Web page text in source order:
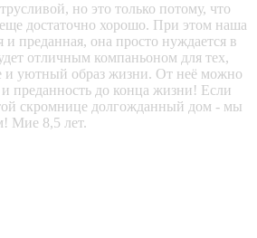
но это только потому, что
достаточно хорошо. При этом наша
и преданная, она просто нуждается в
отличным компаньоном для тех,
и уютный образ жизни. От неё можно
и преданность до конца жизни! Если
скромнице долгожданный дом - мы
Мие 8,5 лет.